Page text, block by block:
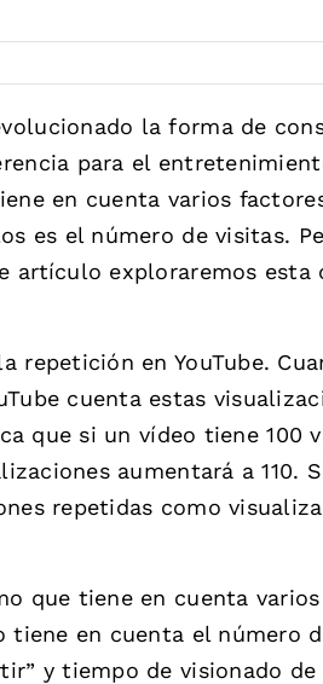
la forma de
para el
en cuenta varios
es el número de visitas.
artículo exploraremos esta
repetición en YouTube.
cuenta estas
que si un vídeo tiene 100
aumentará a 110.
repetidas como
que tiene en cuenta
en cuenta el número
y tiempo de visionado